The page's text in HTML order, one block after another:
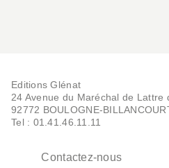
Editions Glénat
24 Avenue du Maréchal de Lattre
92772 BOULOGNE-
Tel : 01.41.46.11.11
Contactez-nous